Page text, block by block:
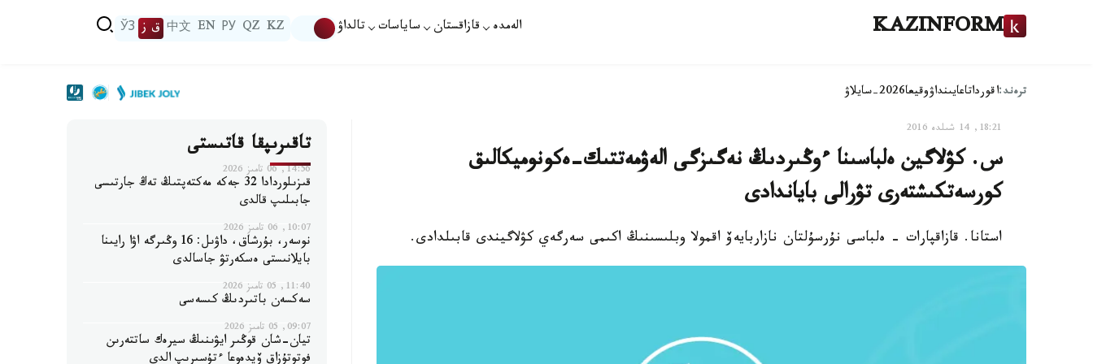
KAZINFORM الەمدە قازاقستان ساياسات تالداۋ KZ
QZ
РУ
EN
中文 ق ز ЎЗ
ترەند:اقورداتاعايىنداۋوقيعا2026-سايلاۋ
18:21, 14 شىلدە 2016
س. كۋلاگين ەلباسىنا ءوڭىردىڭ نەگىزگى الەۋمەتتىك-ەكونوميكالىق
كورسەتكىشتەرى تۋرالى باياندادى
استانا. قازاقپارات - ەلباسى نۇرسۇلتان نازاربايەۆ اقمولا وبلىسىنىڭ اكىمى سەرگەي كۋلاگيندى قابىلدادى.
تاقىرىپقا قاتىستى
14:56, 06 تامىز 2026
قىزىلوردادا 32 جەكە مەكتەپتىڭ تەڭ جارتىسى
جابىلىپ قالدى
10:07, 06 تامىز 2026
نوسەر، بۇرشاق، داۋىل: 16 وڭىرگە اۋا رايىنا
بايلانىستى ەسكەرتۋ جاسالدى
11:40, 05 تامىز 2026
سەكسەن باتىردىڭ كىسەسى
09:07, 05 تامىز 2026
تيان-شان قوڭىر ايۋىنىڭ سيرەك ساتتەرىن
فوتوتۇزاق ۆيدەوعا ءتۇسىرىپ الدى